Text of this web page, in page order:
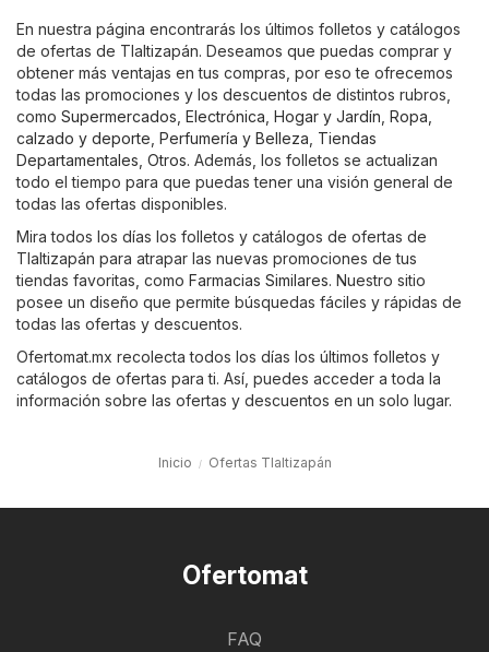
En nuestra página encontrarás los últimos folletos y catálogos
de ofertas de Tlaltizapán. Deseamos que puedas comprar y
obtener más ventajas en tus compras, por eso te ofrecemos
todas las promociones y los descuentos de distintos rubros,
como Supermercados Electrónica Hogar y Jardín Ropa,
calzado y deporte Perfumería y Belleza Tiendas
Departamentales Otros. Además, los folletos se actualizan
todo el tiempo para que puedas tener una visión general de
todas las ofertas disponibles.
Mira todos los días los folletos y catálogos de ofertas de
Tlaltizapán para atrapar las nuevas promociones de tus
tiendas favoritas, como Farmacias Similares. Nuestro sitio
posee un diseño que permite búsquedas fáciles y rápidas de
todas las ofertas y descuentos.
Ofertomat.mx recolecta todos los días los últimos folletos y
catálogos de ofertas para ti. Así, puedes acceder a toda la
información sobre las ofertas y descuentos en un solo lugar.
Inicio Ofertas Tlaltizapán
Ofertomat
FAQ